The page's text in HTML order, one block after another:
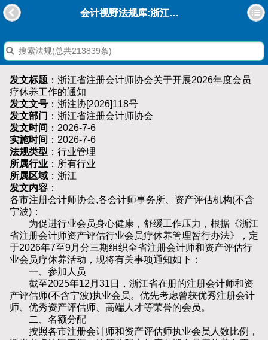
会计视野法规库:浙江省注册会计师协会关于开展2026年度会员疗休养工作的通知
发文标题 ：浙江省注册会计师协会关于开展2026年度会员
疗休养工作的通知
发文文号 ：浙注协[2026]118号
发文部门 ：浙江省注册会计师协会
发文时间 ：2026-7-6
实施时间 ：2026-7-6
法规类型 ：行业管理
所属行业 ：所有行业
所属区域 ：浙江
发文内容 ：
各市注册会计师协会,各会计师事务所、资产评估机构(不含
宁波)：
为促进行业会员身心健康，舒缓工作压力，根据《浙江
省注册会计师资产评估行业会员疗休养管理暂行办法》，定
于2026年7至9月分三期组织全省注册会计师和资产评估行
业会员疗休养活动，现将有关事项通知如下：
一、参加人员
截至2025年12月31日，浙江省在册的注册会计师和资
产评估师(不含宁波)执业会员。优先考虑曾获优秀注册会计
师、优秀资产评估师、高端人才等荣誉的会员。
二、名额分配
按照各市注册会计师和资产评估师执业会员人数比例，